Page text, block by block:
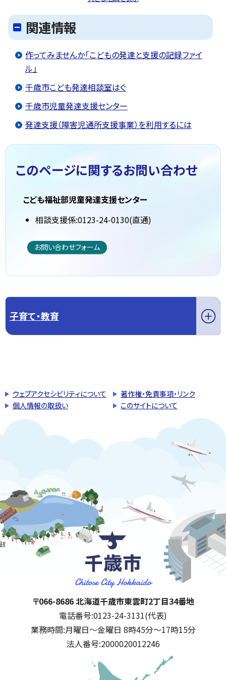
関連情報
作ってみませんか「こどもの発達と支援の記録ファイ
ル」
千歳市こども発達相談室はぐ
千歳市児童発達支援センター
発達支援（障害児通所支援事業）を利用するには
このページに関するお問い合わせ
こども福祉部児童発達支援センター
相談支援係:0123-24-0130(直通)
お問い合わせフォーム
子育て・教育
ウェブアクセシビリティについて
著作権・免責事項・リンク
個人情報の取扱い
このサイトについて
千歳市
住所:
〒066-8686 北海道千歳市東雲町2丁目34番地
電話番号:0123-24-3131(代表)
業務時間:月曜日～金曜日 8時45分～17時15分
法人番号:2000020012246